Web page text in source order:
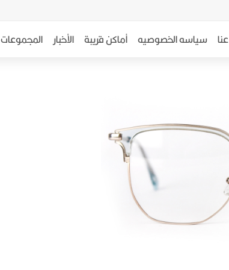
عنا سياسه الخصوصيه أماكن قريبة الأخبار المجموعات